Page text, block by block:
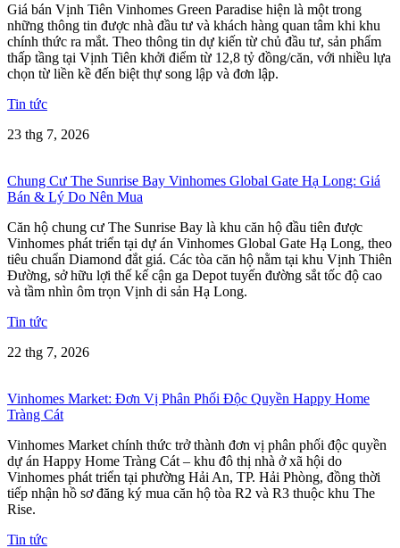
Giá bán Vịnh Tiên Vinhomes Green Paradise hiện là một trong
những thông tin được nhà đầu tư và khách hàng quan tâm khi khu
chính thức ra mắt. Theo thông tin dự kiến từ chủ đầu tư, sản phẩm
thấp tầng tại Vịnh Tiên khởi điểm từ 12,8 tỷ đồng/căn, với nhiều lựa
chọn từ liền kề đến biệt thự song lập và đơn lập.
Tin tức
23 thg 7, 2026
Chung Cư The Sunrise Bay Vinhomes Global Gate Hạ Long: Giá
Bán & Lý Do Nên Mua
Căn hộ chung cư The Sunrise Bay là khu căn hộ đầu tiên được
Vinhomes phát triển tại dự án Vinhomes Global Gate Hạ Long, theo
tiêu chuẩn Diamond đắt giá. Các tòa căn hộ nằm tại khu Vịnh Thiên
Đường, sở hữu lợi thế kế cận ga Depot tuyến đường sắt tốc độ cao
và tầm nhìn ôm trọn Vịnh di sản Hạ Long.
Tin tức
22 thg 7, 2026
Vinhomes Market: Đơn Vị Phân Phối Độc Quyền Happy Home
Tràng Cát
Vinhomes Market chính thức trở thành đơn vị phân phối độc quyền
dự án Happy Home Tràng Cát – khu đô thị nhà ở xã hội do
Vinhomes phát triển tại phường Hải An, TP. Hải Phòng, đồng thời
tiếp nhận hồ sơ đăng ký mua căn hộ tòa R2 và R3 thuộc khu The
Rise.
Tin tức